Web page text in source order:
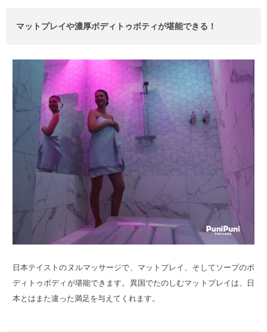
マットプレイや濃厚ボディトゥボティが堪能できる！
日本テイストのヌルマッサージで、マットプレイ、そしてソープのボ
ディトゥボディが堪能できます。異国でたのしむマットプレイは、日
本とはまた違った満足を与えてくれます。